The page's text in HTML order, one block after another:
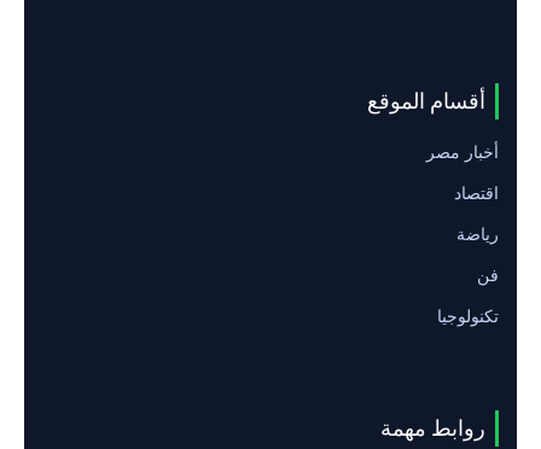
أقسام الموقع
أخبار مصر
اقتصاد
رياضة
فن
تكنولوجيا
روابط مهمة